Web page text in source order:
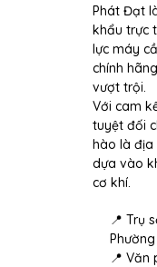
Phát Đạt
khẩu trực
lực máy
chính
vượt trội.
Với cam
tuyệt đối
hào là địa
dựa vào
cơ khí.
📍 Trụ
📍 Văn